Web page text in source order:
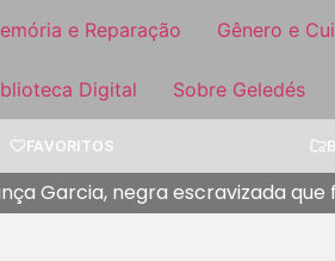
e Reparação Gênero e
Digital Sobre Geledés
FAVORITOS
Garcia, negra escravizada